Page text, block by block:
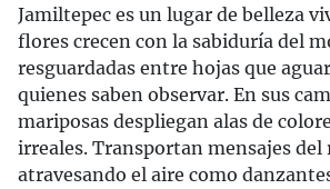
Jamiltepec es un lugar de belleza
flores crecen con la sabiduría del
resguardadas entre hojas que
quienes saben observar. En sus
mariposas despliegan alas de
irreales. Transportan mensajes
atravesando el aire como